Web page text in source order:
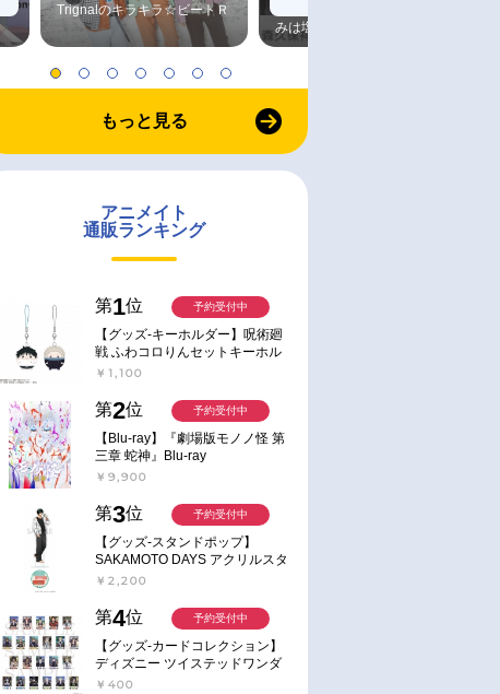
Trignalのキラキラ☆ビートＲ
みは塩だけ
もっと見る
アニメイト
通販ランキング
第1位
【グッズ-キーホルダー】呪術廻
戦 ふわコロりんセットキーホル
ダー【アニメイト特典付】
￥1,100
予約受付中
第2位
【Blu-ray】『劇場版モノノ怪 第
三章 蛇神』Blu-ray
￥9,900
予約受付中
第3位
【グッズ-スタンドポップ】
SAKAMOTO DAYS アクリルスタ
ンド～Sunny Afternoon～ 4.南雲
￥2,200
予約受付中
第4位
【グッズ-カードコレクション】
ディズニー ツイステッドワンダ
ーランド ランダムカードコレク
￥400
予約受付中